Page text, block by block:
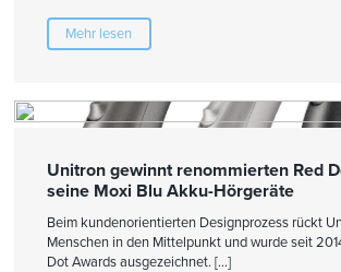
Mehr lesen
Unitron gewinnt renommierten Red
seine Moxi Blu Akku-Hörgeräte
Beim kundenorientierten Designprozess rückt
Menschen in den Mittelpunkt und wurde seit
Dot Awards ausgezeichnet. […]